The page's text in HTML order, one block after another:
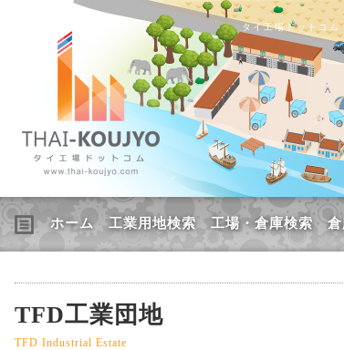
タイ工場ドットコ
ホーム 工業用地検索 工場・倉庫検索
TFD工業団地
TFD Industrial Estate